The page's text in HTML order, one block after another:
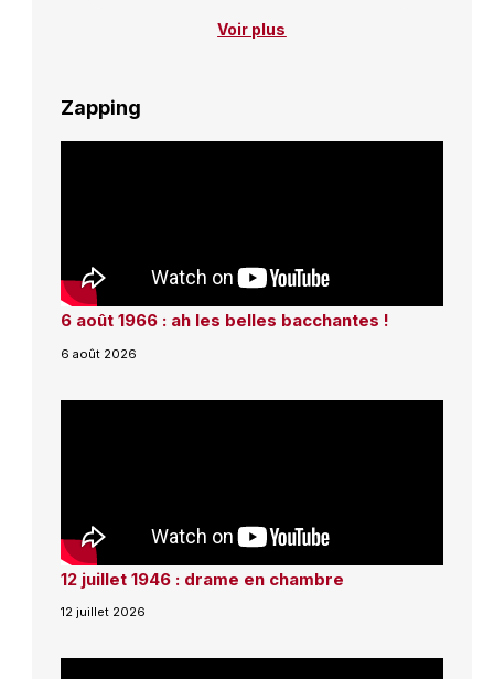
Voir plus
Zapping
6 août 1966 : ah les belles bacchantes !
6 août 2026
12 juillet 1946 : drame en chambre
12 juillet 2026